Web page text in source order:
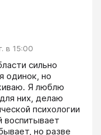
в 15:00
сильно
одинок, но
Я люблю
них, делаю
психологии
воспитывает
но разве